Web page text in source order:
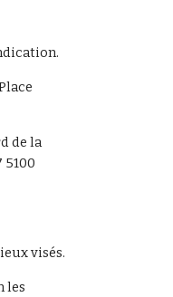
de la
5100
visés.
les